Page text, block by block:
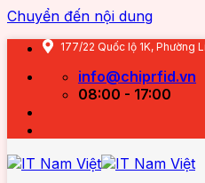
Chuyển đến nội dung
177/22 Quốc lộ 1K, Phường
info@chiprfid.vn
08:00 - 17:00